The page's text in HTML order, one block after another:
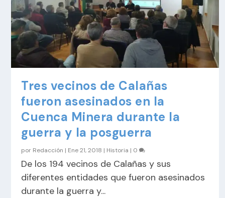
Tres vecinos de Calañas
fueron asesinados en la
Cuenca Minera durante la
guerra y la posguerra
por Redacción | Ene 21, 2018 | Historia | 0
De los 194 vecinos de Calañas y sus
diferentes entidades que fueron asesinados
durante la guerra y...